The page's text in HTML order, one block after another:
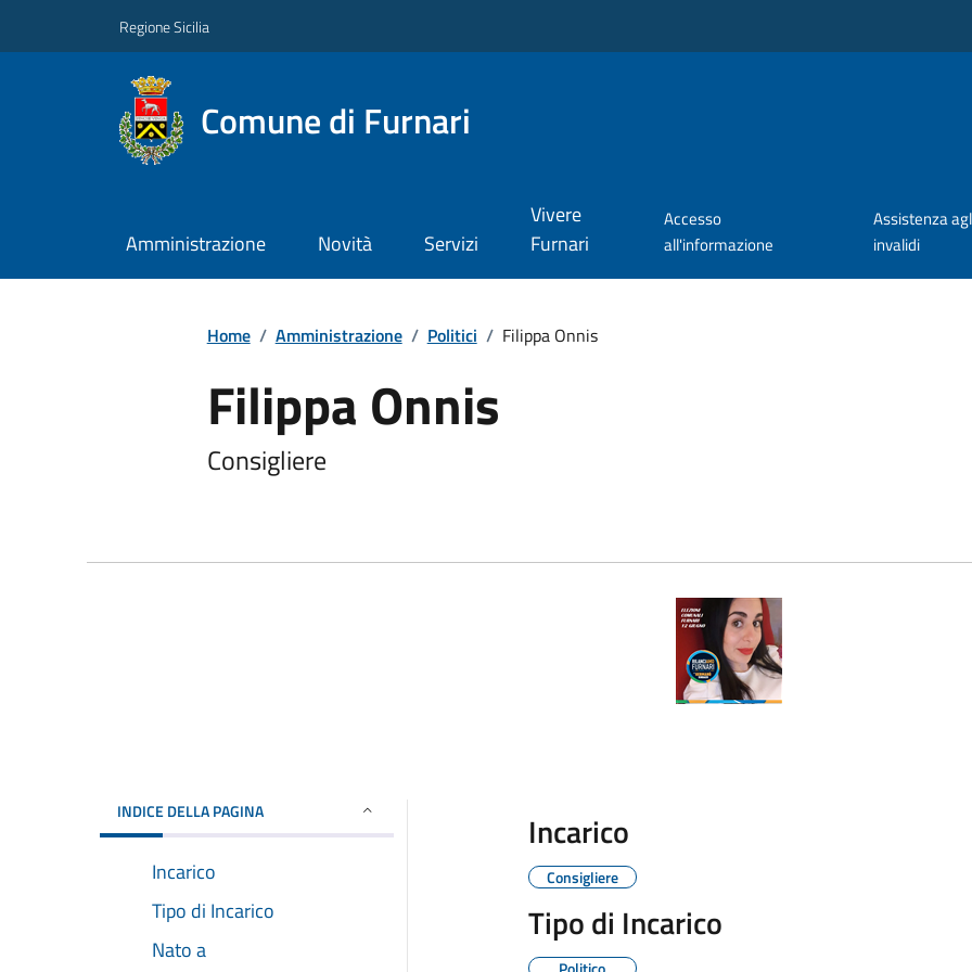
Regione Sicilia
Comune di Furnari
Amministrazione Novità Servizi
Vivere
Furnari
Accesso
all'informazione
Assistenza
invalidi
Home / Amministrazione / Politici / Filippa Onnis
Filippa Onnis
Consigliere
INDICE DELLA PAGINA
Incarico
Tipo di Incarico
Nato a
Incarico
Consigliere
Tipo di Incarico